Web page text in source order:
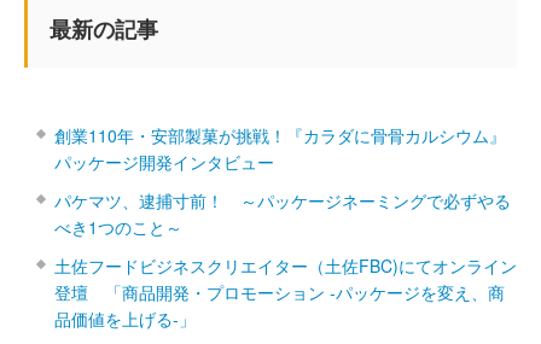
最新の記事
創業110年・安部製菓が挑戦！『カラダに骨骨カルシウム』
パッケージ開発インタビュー
パケマツ、逮捕寸前！ ～パッケージネーミングで必ずやる
べき1つのこと～
土佐フードビジネスクリエイター（土佐FBC)にてオンライン
登壇 「商品開発・プロモーション ‐パッケージを変え、商
品価値を上げる‐」